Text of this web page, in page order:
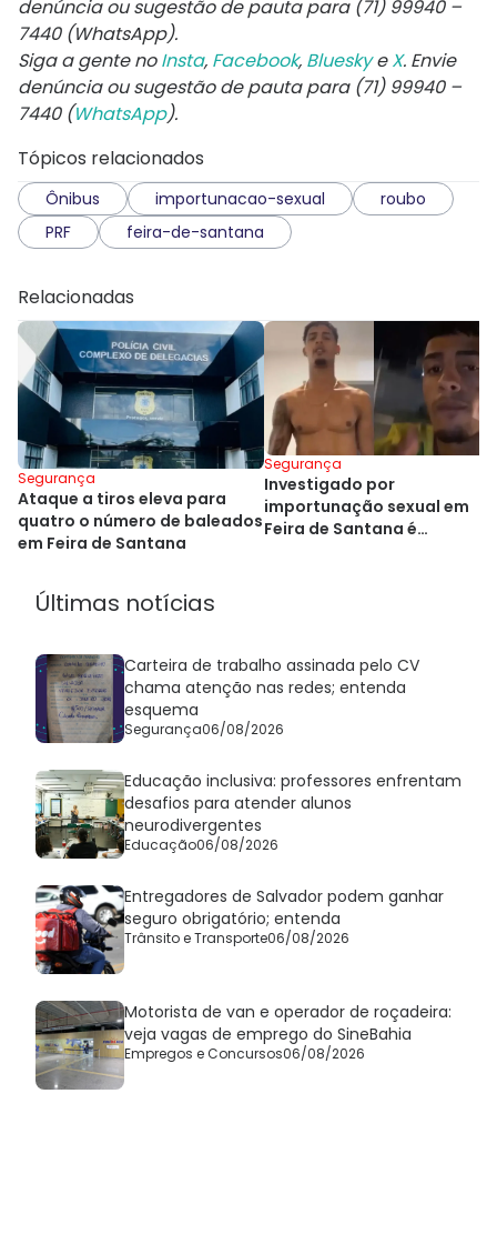
denúncia ou sugestão de pauta para (71) 99940 –
7440 (WhatsApp).
Siga a gente noInsta, Facebook, BlueskyeX. Envie
denúncia ou sugestão de pauta para (71) 99940 –
7440 (WhatsApp).
Tópicos relacionados
Ônibus importunacao-sexual
roubo
PRF
feira-de-santana
Relacionadas
Segurança
Ataque a tiros eleva para
quatro o número de baleados
em Feira de Santana
Segurança
Investigado por
importunação sexual em
Feira de Santana é
Últimas notícias
Carteira de trabalho assinada pelo CV
chama atenção nas redes; entenda
esquema
Segurança06/08/2026
Educação inclusiva: professores enfrentam
desafios para atender alunos
neurodivergentes
Educação06/08/2026
Entregadores de Salvador podem ganhar
seguro obrigatório; entenda
Trânsito e Transporte06/08/2026
Motorista de van e operador de roçadeira:
veja vagas de emprego do SineBahia
Empregos e Concursos06/08/2026